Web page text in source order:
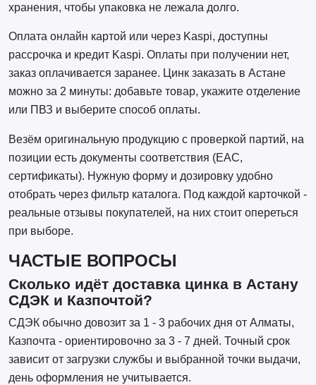
хранения, чтобы упаковка не лежала долго.
Оплата онлайн картой или через Kaspi, доступны
рассрочка и кредит Kaspi. Оплаты при получении нет,
заказ оплачивается заранее. Цинк заказать в Астане
можно за 2 минуты: добавьте товар, укажите отделение
или ПВЗ и выберите способ оплаты.
Везём оригинальную продукцию с проверкой партий, на
позиции есть документы соответствия (EAC,
сертификаты). Нужную форму и дозировку удобно
отобрать через фильтр каталога. Под каждой карточкой -
реальные отзывы покупателей, на них стоит опереться
при выборе.
ЧАСТЫЕ ВОПРОСЫ
Сколько идёт доставка цинка в Астану
СДЭК и Казпочтой?
СДЭК обычно довозит за 1 - 3 рабочих дня от Алматы,
Казпочта - ориентировочно за 3 - 7 дней. Точный срок
зависит от загрузки службы и выбранной точки выдачи,
день оформления не учитывается.